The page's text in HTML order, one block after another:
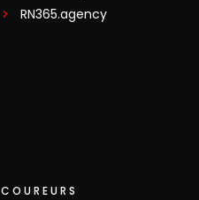
RN365.agency
COUREURS